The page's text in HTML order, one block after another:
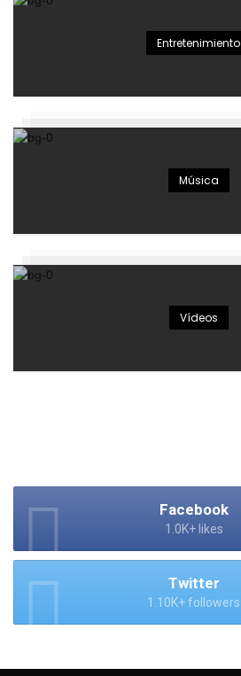
Entretenimiento
Música
Vídeos
Facebook
1.0K+ likes
Twitter
1.10K+ followers